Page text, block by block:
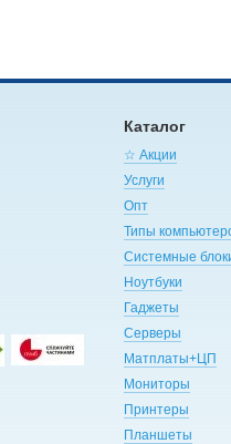
Каталог
☆ Акции
Услуги
Опт
Типы
Системные
Ноутбуки
Гаджеты
Серверы
Матплаты+ЦП
Мониторы
Принтеры
Планшеты